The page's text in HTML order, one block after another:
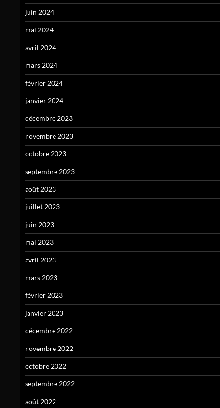
juin 2024
mai 2024
avril 2024
mars 2024
février 2024
janvier 2024
décembre 2023
novembre 2023
octobre 2023
septembre 2023
août 2023
juillet 2023
juin 2023
mai 2023
avril 2023
mars 2023
février 2023
janvier 2023
décembre 2022
novembre 2022
octobre 2022
septembre 2022
août 2022